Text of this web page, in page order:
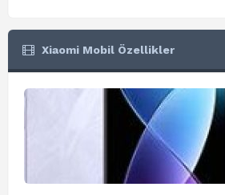
Xiaomi Mobil Özellikler